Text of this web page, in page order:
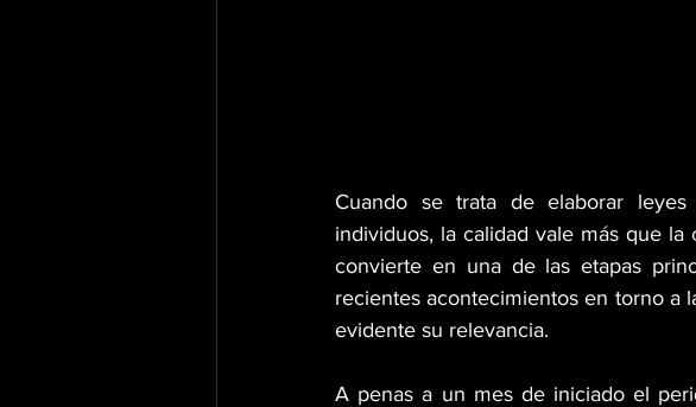
Cuando se trata de elaborar
individuos, la calidad vale más que
convierte en una de las etapas
recientes acontecimientos en torno a
evidente su relevancia.
A penas a un mes de iniciado el